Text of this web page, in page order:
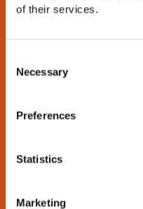
of their services.
Selection
Necessary
Preferences
Statistics
Marketing